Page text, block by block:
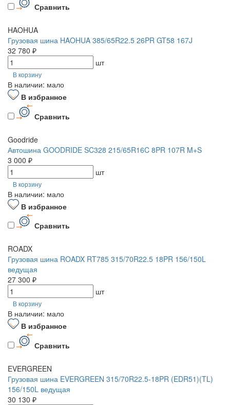
Сравнить
HAOHUA
Грузовая шина HAOHUA 385/65R22.5 26PR GT58 167J
32 780 ₽
шт
В корзину
В наличии: мало
В избранное
Сравнить
Goodride
Автошина GOODRIDE SC328 215/65R16C 8PR 107R M+S
3 000 ₽
шт
В корзину
В наличии: мало
В избранное
Сравнить
ROADX
Грузовая шина ROADX RT785 315/70R22.5 18PR 156/150L
ведущая
27 300 ₽
шт
В корзину
В наличии: мало
В избранное
Сравнить
EVERGREEN
Грузовая шина EVERGREEN 315/70R22.5-18PR (EDR51)(TL)
156/150L ведущая
30 130 ₽